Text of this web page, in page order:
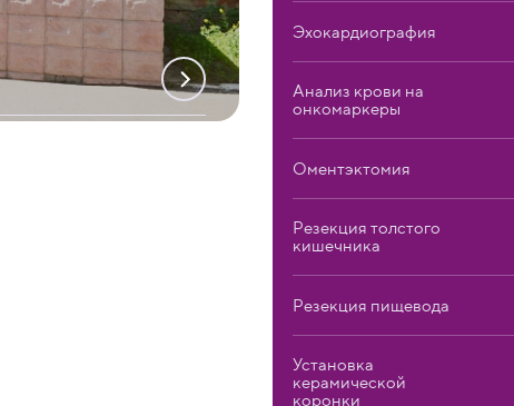
Эхокардиография
Анализ крови на
онкомаркеры
Оментэктомия
Резекция толстого
кишечника
Резекция пищевода
Установка
керамической
коронки